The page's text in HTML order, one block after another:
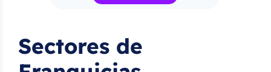
Sectores de